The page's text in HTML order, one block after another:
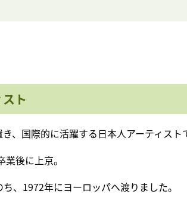
ト
、国際的に活躍する日本人アーティスト
後に上京。
、1972年にヨーロッパへ渡りました。